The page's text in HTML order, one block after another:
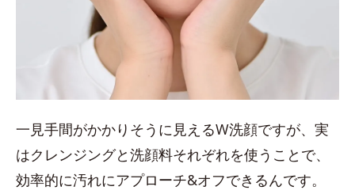
一見手間がかかりそうに見えるW洗顔ですが、実
はクレンジングと洗顔料それぞれを使うことで、
効率的に汚れにアプローチ&オフできるんです。